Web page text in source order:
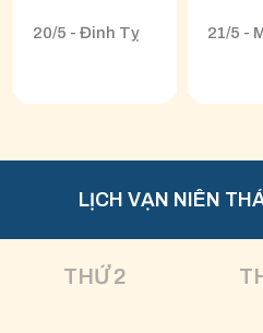
20/5 - Đinh Tỵ 21/5 -
LỊCH VẠN NIÊN
THỨ 2